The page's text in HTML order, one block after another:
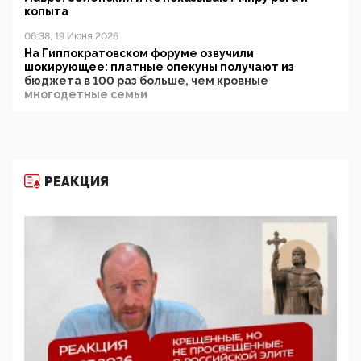
копыта
06:38, 19 Июня 2026
На Гиппократовском форуме озвучили
шокирующее: платные опекуны получают из
бюджета в 100 раз больше, чем кровные
многодетные семьи
11:53, 09 Июня 2026
деятельность ИИТО ЮНЕСКО в России, но
цифроглобалисты продолжают определять
повестку в образовании
09:43, 01 Июня 2026
5G за счет здоровья граждан: Минцифры намерено
отобрать у регионов и муниципалитетов право
защищать жилые дома и социальные объекты от
05:58, 26 Мая 2026
РЕАКЦИЯ